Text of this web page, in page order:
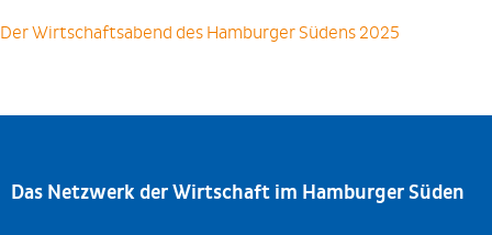
Der Wirtschaftsabend des Hamburger Südens 2025
Das Netzwerk der Wirtschaft im Hamburger Süden